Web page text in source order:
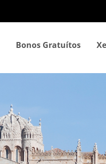
principal
Bonos Gratuítos